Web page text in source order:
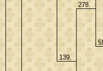
139.
278.